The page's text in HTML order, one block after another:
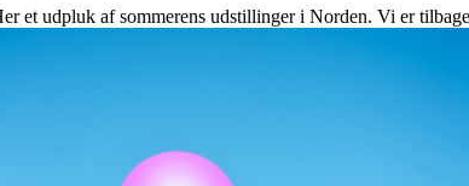
et udpluk af sommerens udstillinger i Norden. Vi er